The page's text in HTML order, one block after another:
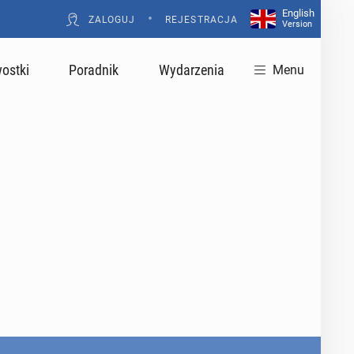
ZALOGUJ • REJESTRACJA
English
Version
Poradnik Wydarzenia Menu